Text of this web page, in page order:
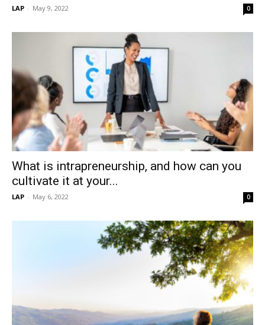
LAP - May 9, 2022 0
What is intrapreneurship, and how can you
cultivate it at your...
LAP - May 6, 2022 0